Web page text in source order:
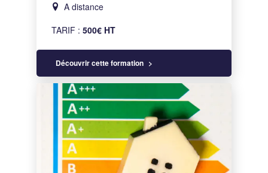
A distance
TARIF :500€ HT
Découvrir cette formation